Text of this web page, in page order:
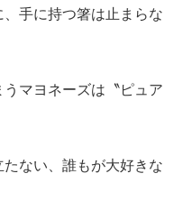
手に持つ箸は止まらな
マヨネーズは〝ピュア
ない、誰もが大好きな